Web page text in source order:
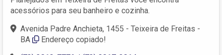
acessórios para seu banheiro e cozinha.
Avenida Padre Anchieta, 1455 - Teixeira de Freitas -
BA
Endereço copiado!